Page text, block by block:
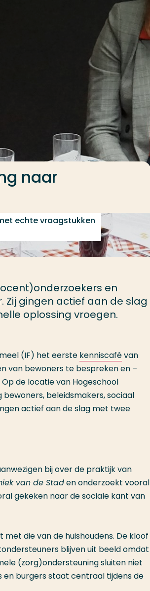
naar
echte vraagstukken
en
gingen actief aan de slag
oplossing vroegen.
(IF) het eerste kenniscafévan
van bewoners te bespreken en –
Op de locatie van Hogeschool
beleidsmakers, sociaal
actief aan de slag met twee
bij over de praktijk van
van de Staden onderzoekt vooral
gekeken naar de sociale kant van
die van de huishoudens. De kloof
blijven uit beeld omdat
(zorg)ondersteuning sluiten niet
en burgers staat centraal tijdens de